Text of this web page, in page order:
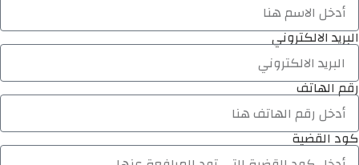
البريد الالكتروني
رقم الهاتف
كود القضية